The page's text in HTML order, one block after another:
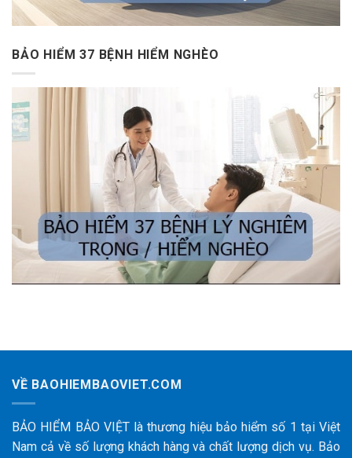
BẢO HIỂM 37 BỆNH HIỂM NGHÈO
VỀ BAOHIEMBAOVIET.COM
BẢO HIỂM BẢO VIỆT là thương hiệu bảo hiểm số 1 tại Việt
Nam cả về số lượng khách hàng và chất lượng dịch vụ. Bảo